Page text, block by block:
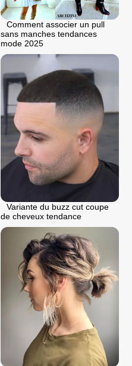
Comment associer un pull
sans manches tendances
mode 2025
Variante du buzz cut coupe
de cheveux tendance